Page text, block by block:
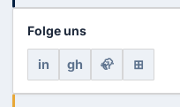
Folge uns
in gh 🦣 ⊞